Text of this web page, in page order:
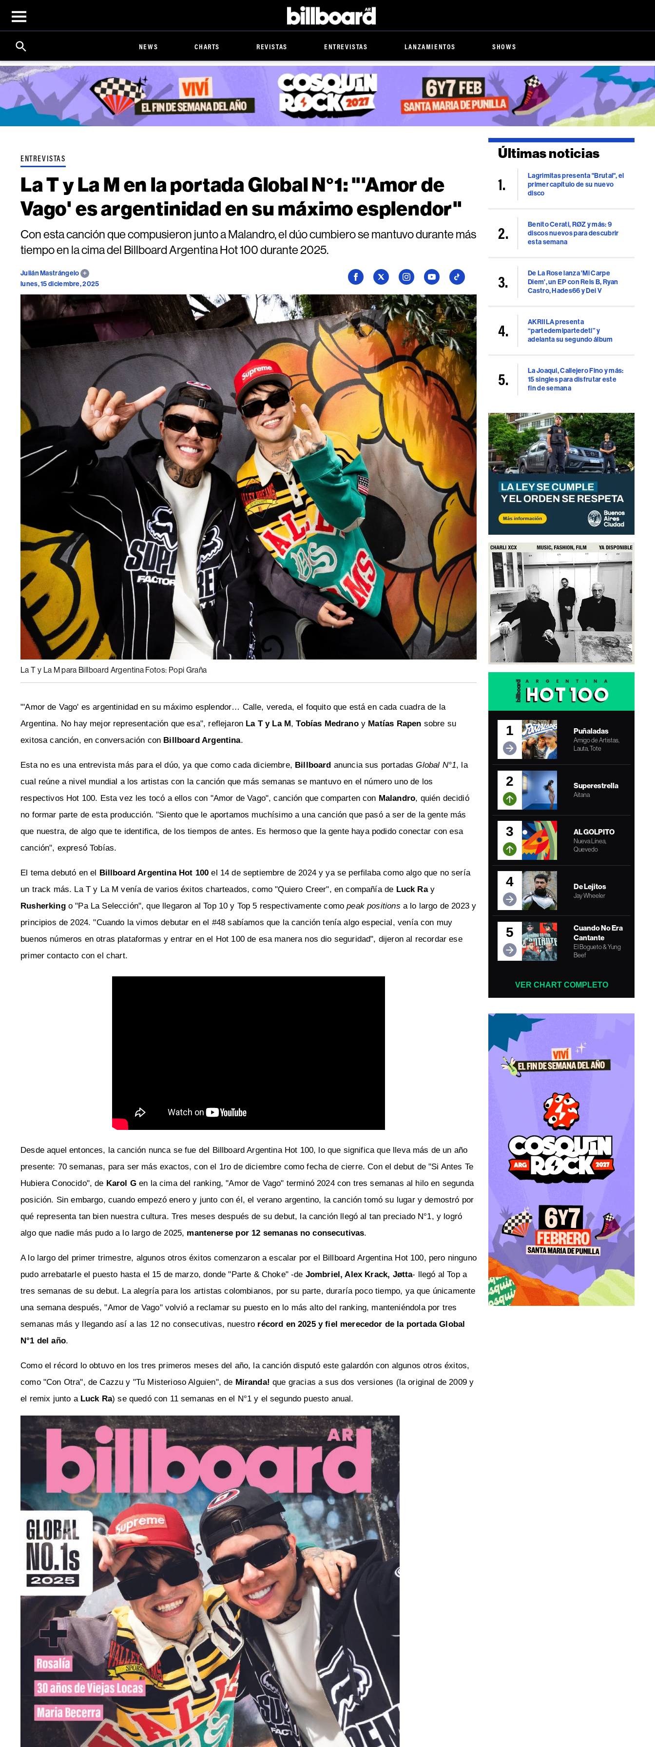
Open
menu
Billboard
Search
Click
Expand
Search
Input
NEWS CHARTS REVISTAS ENTREVISTAS LANZAMIENTOS SHOWS
ENTREVISTAS
La T y La M en la portada Global N°1: "'Amor de
Vago' es argentinidad en su máximo esplendor"
Con esta canción que compusieron junto a Malandro, el dúo cumbiero se mantuvo durante más
tiempo en la cima del Billboard Argentina Hot 100 durante 2025.
Julián Mastrángelo
lunes, 15 diciembre, 2025
Seguí
Billboard
en
Facebook
Seguí
Billboard
en
X
Seguí
Billboard
en
Instagram
Seguí
Billboard
en
YouTube
Seguí
Billboard
en
TikTok
La T y La M para Billboard Argentina Fotos: Popi Graña
"'Amor de Vago' es argentinidad en su máximo esplendor… Calle, vereda, el foquito que está en cada cuadra de la
Argentina. No hay mejor representación que esa", reflejaron La T y La M ,Tobías Medranoy Matías Rapen sobre su
exitosa canción, en conversación con Billboard Argentina.
Esta no es una entrevista más para el dúo, ya que como cada diciembre, Billboard anuncia sus portadasGlobal N°1, la
cual reúne a nivel mundial a los artistas con la canción que más semanas se mantuvo en el número uno de los
respectivos Hot 100. Esta vez les tocó a ellos con "Amor de Vago", canción que comparten con Malandro, quién decidió
no formar parte de esta producción. "Siento que le aportamos muchísimo a una canción que pasó a ser de la gente más
que nuestra, de algo que te identifica, de los tiempos de antes. Es hermoso que la gente haya podido conectar con esa
canción", expresó Tobías.
El tema debutó en el Billboard Argentina Hot 100 el 14 de septiembre de 2024 y ya se perfilaba como algo que no sería
un track más. La T y La M venía de varios éxitos charteados, como "Quiero Creer", en compañía de Luck Ray
Rusherking o "Pa La Selección", que llegaron al Top 10 y Top 5 respectivamente comopeak positions a lo largo de 2023 y
principios de 2024. "Cuando la vimos debutar en el #48 sabíamos que la canción tenía algo especial, venía con muy
buenos números en otras plataformas y entrar en el Hot 100 de esa manera nos dio seguridad", dijeron al recordar ese
primer contacto con el chart.
Desde aquel entonces, la canción nunca se fue del Billboard Argentina Hot 100, lo que significa que lleva más de un año
presente: 70 semanas, para ser más exactos, con el 1ro de diciembre como fecha de cierre. Con el debut de "Si Antes Te
Hubiera Conocido", de Karol Gen la cima del ranking, "Amor de Vago" terminó 2024 con tres semanas al hilo en segunda
posición. Sin embargo, cuando empezó enero y junto con él, el verano argentino, la canción tomó su lugar y demostró por
qué representa tan bien nuestra cultura. Tres meses después de su debut, la canción llegó al tan preciado N°1, y logró
algo que nadie más pudo a lo largo de 2025, mantenerse por 12 semanas no consecutivas.
A lo largo del primer trimestre, algunos otros éxitos comenzaron a escalar por el Billboard Argentina Hot 100, pero ninguno
pudo arrebatarle el puesto hasta el 15 de marzo, donde "Parte & Choke" -de Jombriel, Alex Krack, Jøtta- llegó al Top a
tres semanas de su debut. La alegría para los artistas colombianos, por su parte, duraría poco tiempo, ya que únicamente
una semana después, "Amor de Vago" volvió a reclamar su puesto en lo más alto del ranking, manteniéndola por tres
semanas más y llegando así a las 12 no consecutivas, nuestro récord en 2025 y fiel merecedor de la portada Global
N°1 del año.
Como el récord lo obtuvo en los tres primeros meses del año, la canción disputó este galardón con algunos otros éxitos,
como "Con Otra", de Cazzu y "Tu Misterioso Alguien", de Miranda! que gracias a sus dos versiones (la original de 2009 y
el remix junto a Luck Ra) se quedó con 11 semanas en el N°1 y el segundo puesto anual.
Últimas noticias
Lagrimitas presenta "Brutal", el
primer capítulo de su nuevo
disco
Benito Cerati, RØZ y más: 9
discos nuevos para descubrir
esta semana
De La Rose lanza 'Mi Carpe
Diem', un EP con Rels B, Ryan
Castro, Hades66 y Dei V
AKRIILA presenta
“partedemipartedeti” y
adelanta su segundo álbum
La Joaqui, Callejero Fino y más:
15 singles para disfrutar este
fin de semana
1 Puñaladas
Amigo de Artistas,
Lauta, Tote
2 Superestrella
Aitana
3 AL GOLPITO
Nueva Línea,
Quevedo
4 De Lejitos
Jay Wheeler
5
Cuando No Era
Cantante
El Bogueto & Yung
Beef
VER CHART COMPLETO